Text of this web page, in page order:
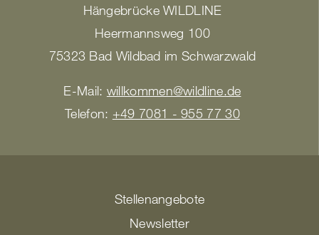
Hängebrücke WILDLINE
Heermannsweg 100
75323 Bad Wildbad im Schwarzwald
E-Mail: willkommen@wildline.de
Telefon: +49 7081 - 955 77 30
Stellenangebote
Newsletter